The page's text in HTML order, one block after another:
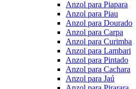
Anzol para Piapara
Anzol para Piau
Anzol para Dourado
Anzol para Carpa
Anzol para Curimba
Anzol para Lambari
Anzol para Pintado
Anzol para Cachara
Anzol para Jaú